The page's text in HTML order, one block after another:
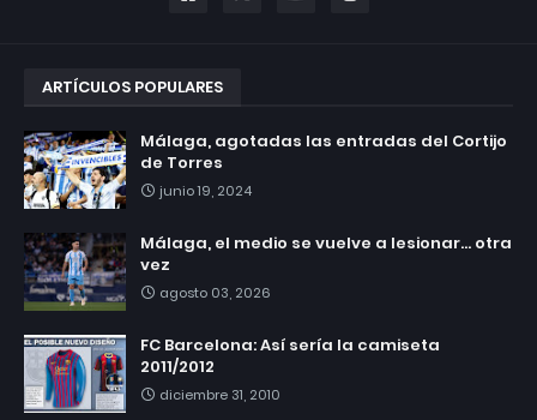
ARTÍCULOS POPULARES
Málaga, agotadas las entradas del Cortijo
de Torres
junio 19, 2024
Málaga, el medio se vuelve a lesionar... otra
vez
agosto 03, 2026
FC Barcelona: Así sería la camiseta
2011/2012
diciembre 31, 2010